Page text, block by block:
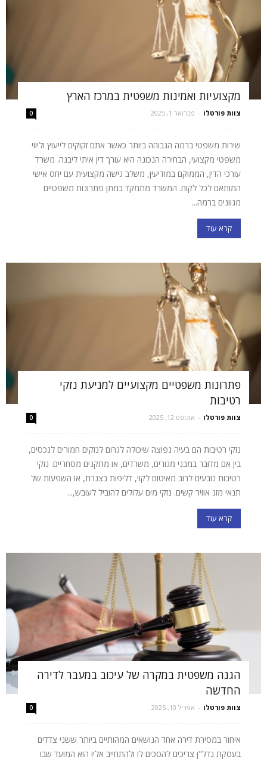
מקצועיות ואמינות משפטית במרכז הארץ
צוות פורטלו - פברואר 1, 2025 0
שירות משפטי ברמה הגבוהה ביותר כאשר אתם זקוקים לייעוץ וליווי
משפטי מקצועי, הבחירה הנכונה היא עורך דין איתי ליבנה. משרד
עורכי הדין, הממוקם במודיעין, משלב גישה מקצועית עם יחס אישי
המותאם לכל לקוח. המשרד מתמקד במתן פתרונות משפטיים
מגוונים ברמה...
קרא עוד
פתרונות משפטיים מקצועיים למניעת נזקי
רטיבות
צוות פורטלו - אוגוסט 12, 2025 0
נזקי רטיבות הם בעיה נפוצה שיכולה לגרום לנזקים חמורים לנכסים,
בין אם מדובר במבני מגורים, משרדים, או מתקנים מסחריים. נזקי
רטיבות נובעים לרוב מאיטום לקוי, דליפות בצנרת, או השפעות של
תנאי מזג אוויר קשים. נזקי מים עלולים להוביל לעובש,...
קרא עוד
הגנה משפטית במקרה של עיכוב במעבר לדירה
החדשה
צוות פורטלו - אפריל 10, 2025 0
איחור במסירת דירה אחד הנושאים המהותיים ביותר ששני צדדים
בעסקת נדל"ן צריכים להסכים לו ולהתחייב אליו הוא המועד שבו